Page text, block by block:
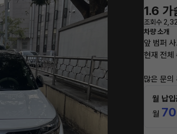
1.6 가
조회수
차량 소개
앞 범퍼
현재 전체
많은 문의
월 납입
월